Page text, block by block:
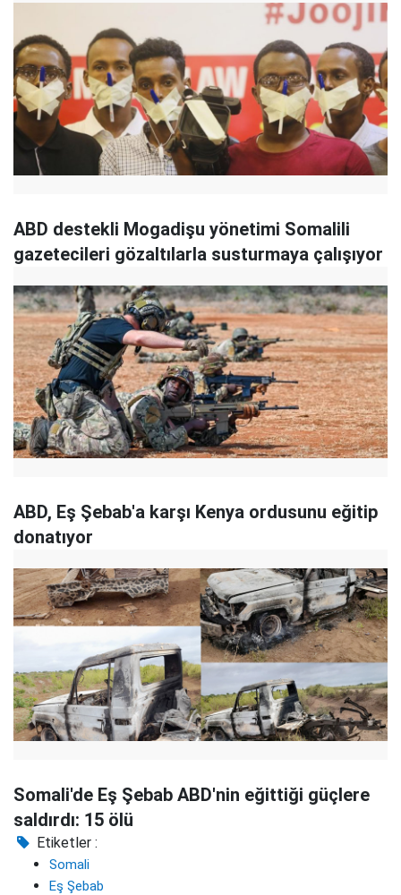
ABD destekli Mogadişu yönetimi Somalili
gazetecileri gözaltılarla susturmaya çalışıyor
ABD, Eş Şebab'a karşı Kenya ordusunu eğitip
donatıyor
Somali'de Eş Şebab ABD'nin eğittiği güçlere
saldırdı: 15 ölü
Etiketler :
Somali
Eş Şebab